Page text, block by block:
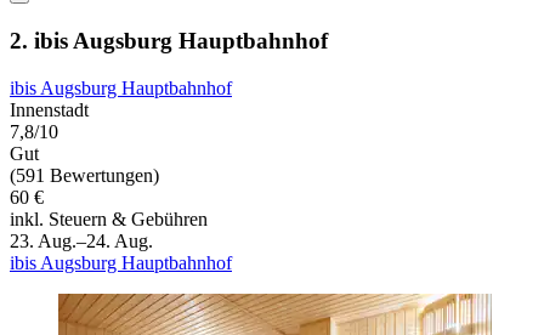
2. ibis Augsburg Hauptbahnhof
ibis Augsburg Hauptbahnhof
Innenstadt
7,8/10
Gut
(591 Bewertungen)
60 €
inkl. Steuern & Gebühren
23. Aug.–24. Aug.
ibis Augsburg Hauptbahnhof